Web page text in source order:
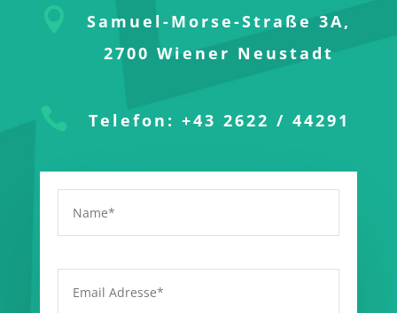
Samuel-Morse-Straße 3A,
2700 Wiener Neustadt
Telefon: +43 2622 / 44291